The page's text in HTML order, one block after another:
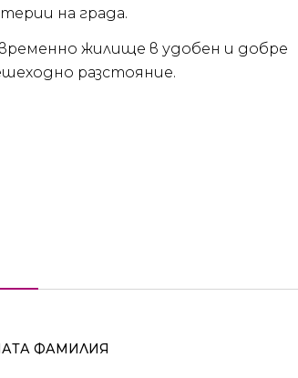
на града.
жилище в удобен и добре
разстояние.
ФАМИЛИЯ